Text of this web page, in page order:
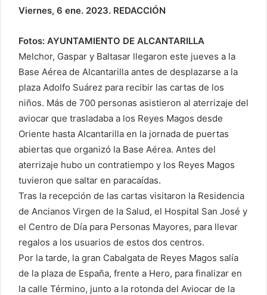
Viernes, 6 ene. 2023. REDACCIÓN
Fotos: AYUNTAMIENTO DE ALCANTARILLA
Melchor, Gaspar y Baltasar llegaron este jueves a la
Base Aérea de Alcantarilla antes de desplazarse a la
plaza Adolfo Suárez para recibir las cartas de los
niños. Más de 700 personas asistieron al aterrizaje del
aviocar que trasladaba a los Reyes Magos desde
Oriente hasta Alcantarilla en la jornada de puertas
abiertas que organizó la Base Aérea. Antes del
aterrizaje hubo un contratiempo y los Reyes Magos
tuvieron que saltar en paracaídas.
Tras la recepción de las cartas visitaron la Residencia
de Ancianos Virgen de la Salud, el Hospital San José y
el Centro de Día para Personas Mayores, para llevar
regalos a los usuarios de estos dos centros.
Por la tarde, la gran Cabalgata de Reyes Magos salía
de la plaza de España, frente a Hero, para finalizar en
la calle Término, junto a la rotonda del Aviocar de la